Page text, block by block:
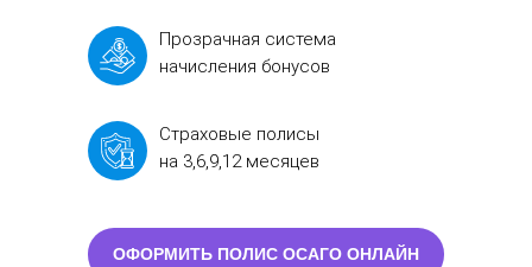
Прозрачная система
начисления бонусов
Страховые полисы
на 3,6,9,12 месяцев
ОФОРМИТЬ ПОЛИС ОСАГО ОНЛАЙН